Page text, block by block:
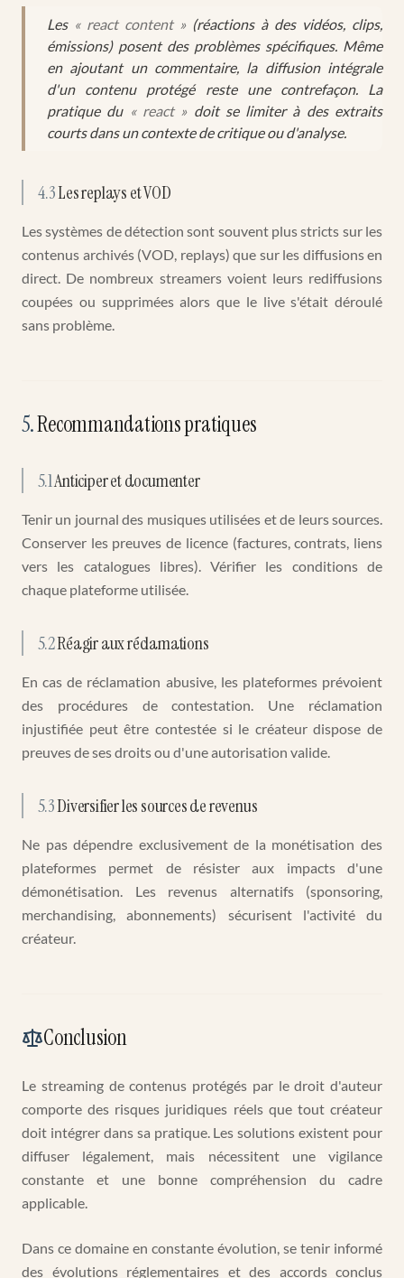
Les « react content »(réactions à des vidéos, clips,
émissions) posent des problèmes spécifiques. Même
en ajoutant un commentaire, la diffusion intégrale
d'un contenu protégé reste une contrefaçon. La
pratique du « react »doit se limiter à des extraits
courts dans un contexte de critique ou d'analyse.
4.3Les replays et VOD
Les systèmes de détection sont souvent plus stricts sur les
contenus archivés (VOD, replays) que sur les diffusions en
direct. De nombreux streamers voient leurs rediffusions
coupées ou supprimées alors que le live s'était déroulé
sans problème.
5.Recommandations pratiques
5.1Anticiper et documenter
Tenir un journal des musiques utilisées et de leurs sources.
Conserver les preuves de licence (factures, contrats, liens
vers les catalogues libres). Vérifier les conditions de
chaque plateforme utilisée.
5.2Réagir aux réclamations
En cas de réclamation abusive, les plateformes prévoient
des procédures de contestation. Une réclamation
injustifiée peut être contestée si le créateur dispose de
preuves de ses droits ou d'une autorisation valide.
5.3Diversifier les sources de revenus
Ne pas dépendre exclusivement de la monétisation des
plateformes permet de résister aux impacts d'une
démonétisation. Les revenus alternatifs (sponsoring,
merchandising, abonnements) sécurisent l'activité du
créateur.
Conclusion
Le streaming de contenus protégés par le droit d'auteur
comporte des risques juridiques réels que tout créateur
doit intégrer dans sa pratique. Les solutions existent pour
diffuser légalement, mais nécessitent une vigilance
constante et une bonne compréhension du cadre
applicable.
Dans ce domaine en constante évolution, se tenir informé
des évolutions réglementaires et des accords conclus